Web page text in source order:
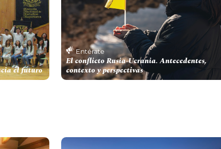
el futuro
Entérate
El conflicto Rusia-Ucrania. Antecedentes,
contexto y perspectivas